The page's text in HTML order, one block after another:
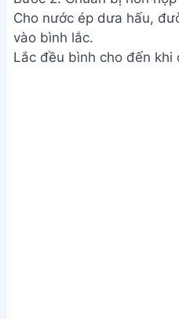
Cho nước ép dưa hấu,
vào bình lắc.
Lắc đều bình cho đến